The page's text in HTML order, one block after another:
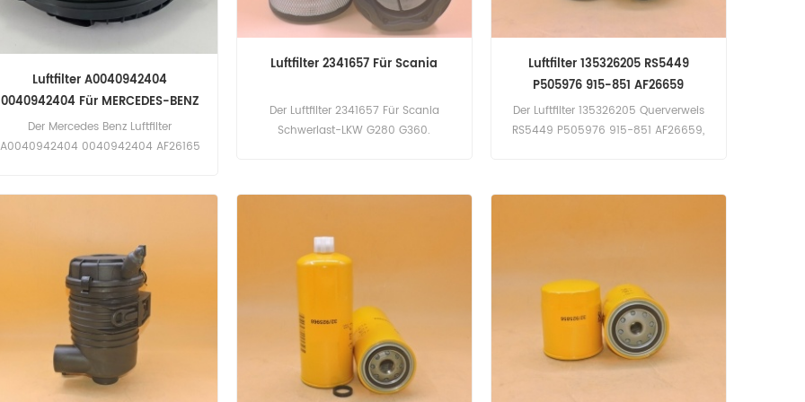
Luftfilter A0040942404
0040942404​ Für MERCEDES-BENZ
AF26165
Der Mercedes Benz Luftfilter
A0040942404 0040942404 AF26165
2004/01 (OM457LA eng). 1836-
2003/01 (Mercedes OM501LA eng).
1836-2005/01 (Mercedes OM501LA
eng). 1836-2008/01 (OM501LA eng).
1840-2004/01 (OM457LA eng). 1841-
2003/01 (OM501LA eng). 1841-
2005/01 (OM501LA eng).
Luftfilter 2341657 Für Scania
Der Luftfilter 2341657 Für Scania
Schwerlast-LKW G280 G360.
Luftfilter 135326205 RS5449
P505976 915-851 AF26659
Der Luftfilter 135326205 Querverweis
RS5449 P505976 915-851 AF26659,